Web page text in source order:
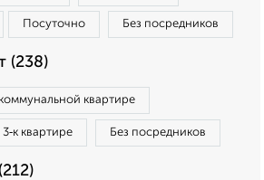
Посуточно Без посредников
(238)
квартире
3‑к квартире Без посредников